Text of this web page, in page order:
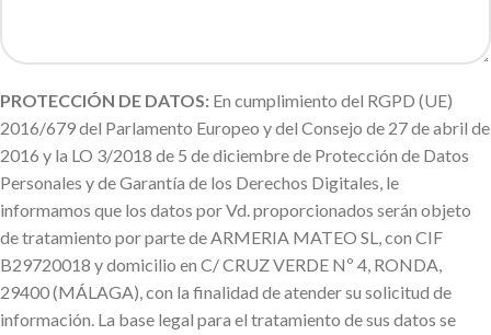
PROTECCIÓN DE DATOS: En cumplimiento del RGPD (UE)
2016/679 del Parlamento Europeo y del Consejo de 27 de abril de
2016 y la LO 3/2018 de 5 de diciembre de Protección de Datos
Personales y de Garantía de los Derechos Digitales, le
informamos que los datos por Vd. proporcionados serán objeto
de tratamiento por parte de ARMERIA MATEO SL, con CIF
B29720018 y domicilio en C/ CRUZ VERDE Nº 4, RONDA,
29400 (MÁLAGA), con la finalidad de atender su solicitud de
información. La base legal para el tratamiento de sus datos se